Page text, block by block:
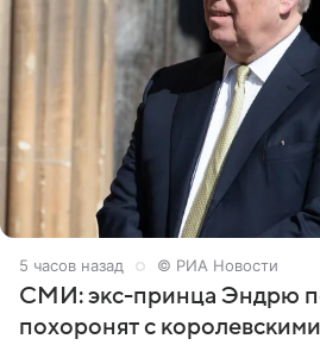
5 часов назад © РИА Новости
СМИ: экс-принца Эндрю
похоронят с